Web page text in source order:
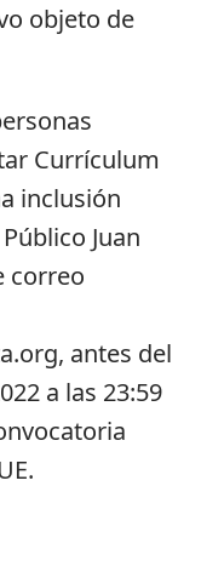
objeto de
Currículum
inclusión
Juan
correo
antes del
a las 23:59